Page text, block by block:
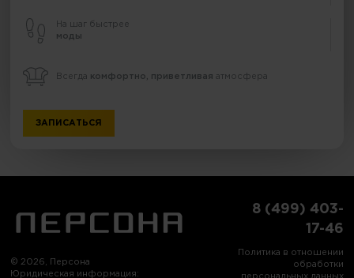
На шаг быстрее
моды
Всегда комфортно, приветливая атмосфера
ЗАПИСАТЬСЯ
© 2026, Персона
Юридическая информация:
8 (499) 403-
17-46
Политика в отношении
обработки